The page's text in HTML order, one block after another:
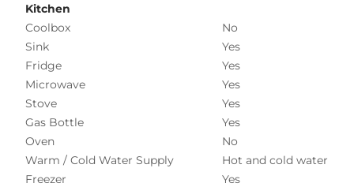
Kitchen
Coolbox
No
Sink
Yes
Fridge
Yes
Microwave
Yes
Stove
Yes
Gas Bottle
Yes
Oven
No
Warm / Cold Water Supply
Hot and cold water
Freezer
Yes